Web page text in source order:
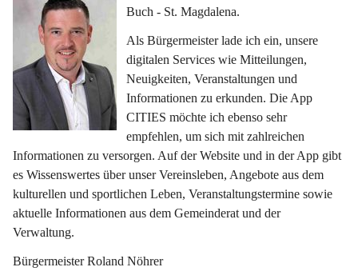
Buch - St. Magdalena.
Als Bürgermeister lade ich ein, unsere
digitalen Services wie Mitteilungen,
Neuigkeiten, Veranstaltungen und
Informationen zu erkunden. Die App
CITIES möchte ich ebenso sehr
empfehlen, um sich mit zahlreichen
Informationen zu versorgen. Auf der Website und in der App gibt
es Wissenswertes über unser Vereinsleben, Angebote aus dem
kulturellen und sportlichen Leben, Veranstaltungstermine sowie
aktuelle Informationen aus dem Gemeinderat und der
Verwaltung.
Bürgermeister Roland Nöhrer